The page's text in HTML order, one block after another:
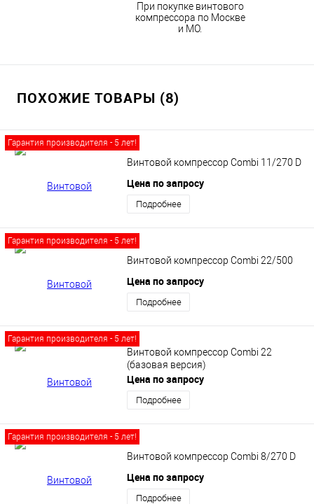
При покупке винтового
компрессора по Москве
и МО.
ПОХОЖИЕ ТОВАРЫ (8)
Гарантия производителя - 5 лет!
Винтовой компрессор Сombi 11/270 D
Цена по запросу
Подробнее
Гарантия производителя - 5 лет!
Винтовой компрессор Сombi 22/500
Цена по запросу
Подробнее
Гарантия производителя - 5 лет!
Винтовой компрессор Сombi 22
(базовая версия)
Цена по запросу
Подробнее
Гарантия производителя - 5 лет!
Винтовой компрессор Сombi 8/270 D
Цена по запросу
Подробнее